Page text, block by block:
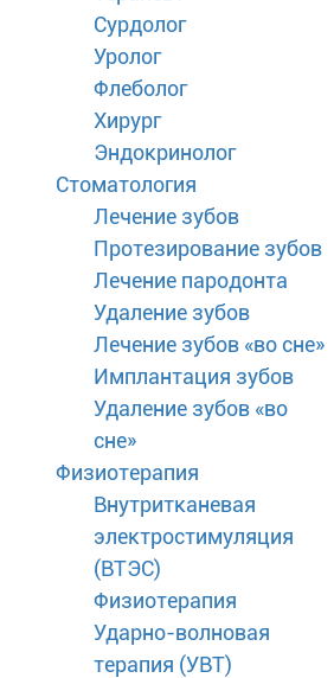
Сурдолог
Уролог
Флеболог
Хирург
Эндокринолог
Стоматология
Лечение зубов
Протезирование зубов
Лечение пародонта
Удаление зубов
Лечение зубов «во сне»
Имплантация зубов
Удаление зубов «во
сне»
Физиотерапия
Внутритканевая
электростимуляция
(ВТЭС)
Физиотерапия
Ударно-волновая
терапия (УВТ)